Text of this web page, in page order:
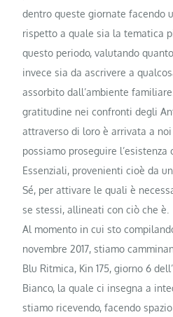
dentro queste giornate facendo
rispetto a quale sia la tematica
questo periodo, valutando
invece sia da ascrivere a
assorbito dall’ambiente
gratitudine nei confronti degli
attraverso di loro è arrivata a
possiamo proseguire l’esistenza
Essenziali, provenienti cioè da
Sé, per attivare le quali è
se stessi, allineati con ciò che è.
Al momento in cui sto
novembre 2017, stiamo
Blu Ritmica, Kin 175, giorno 6
Bianco, la quale ci insegna a
stiamo ricevendo, facendo